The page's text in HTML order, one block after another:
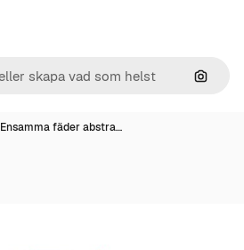
Sök
Ensamma fäder abstra…